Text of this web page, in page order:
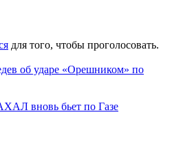
для того, чтобы проголосовать.
об ударе «Орешником» по
вновь бьет по Газе